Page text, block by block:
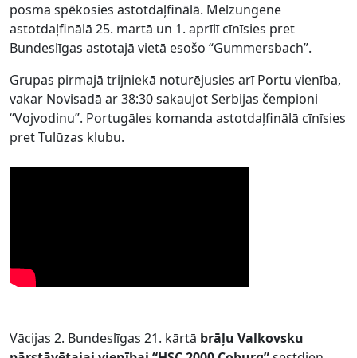
posma spēkosies astotdaļfinālā. Melzungene
astotdaļfinālā 25. martā un 1. aprīlī cīnīsies pret
Bundeslīgas astotajā vietā esošo “Gummersbach”.
Grupas pirmajā trijniekā noturējusies arī Portu vienība,
vakar Novisadā ar 38:30 sakaujot Serbijas čempioni
“Vojvodinu”. Portugāles komanda astotdaļfinālā cīnīsies
pret Tulūzas klubu.
Vācijas 2. Bundeslīgas 21. kārtā brāļu Valkovsku